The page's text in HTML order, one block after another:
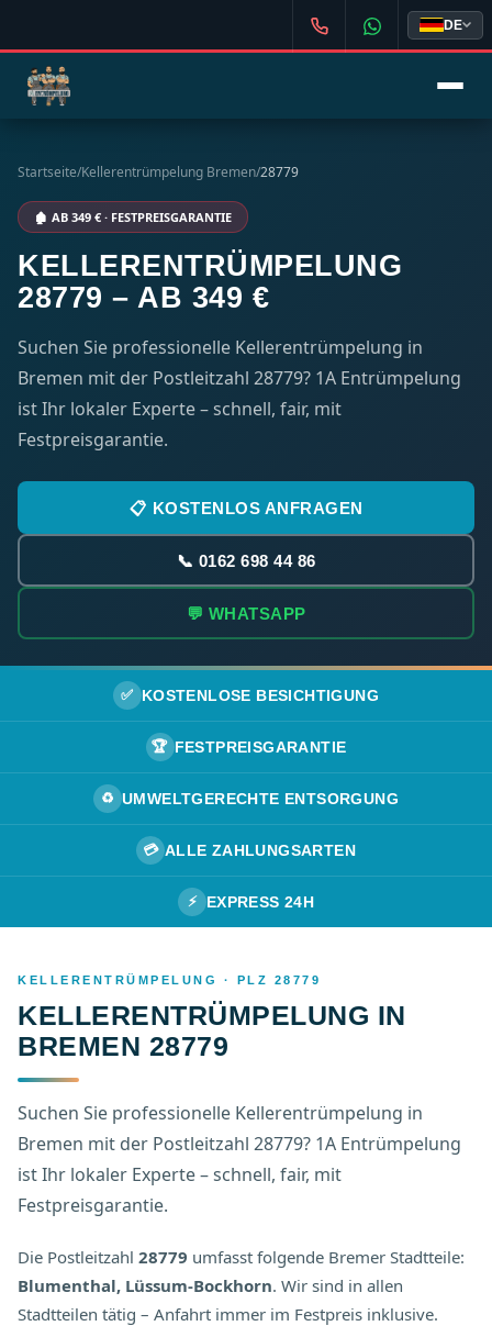
DE
Startseite/Kellerentrümpelung Bremen/28779
🏚️ AB 349 € · FESTPREISGARANTIE
KELLERENTRÜMPELUNG
28779 – AB 349 €
Suchen Sie professionelle Kellerentrümpelung in
Bremen mit der Postleitzahl 28779? 1A Entrümpelung
ist Ihr lokaler Experte – schnell, fair, mit
Festpreisgarantie.
📋 KOSTENLOS ANFRAGEN
📞 0162 698 44 86
💬 WHATSAPP
✅ KOSTENLOSE BESICHTIGUNG
🏆 FESTPREISGARANTIE
♻️ UMWELTGERECHTE ENTSORGUNG
💳 ALLE ZAHLUNGSARTEN
⚡ EXPRESS 24H
KELLERENTRÜMPELUNG · PLZ 28779
KELLERENTRÜMPELUNG IN
BREMEN 28779
Suchen Sie professionelle Kellerentrümpelung in
Bremen mit der Postleitzahl 28779? 1A Entrümpelung
ist Ihr lokaler Experte – schnell, fair, mit
Festpreisgarantie.
Die Postleitzahl 28779 umfasst folgende Bremer Stadtteile:
Blumenthal, Lüssum-Bockhorn. Wir sind in allen
Stadtteilen tätig – Anfahrt immer im Festpreis inklusive.